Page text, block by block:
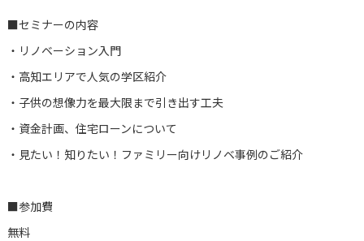
■セミナーの内容
・リノベーション入門
・高知エリアで人気の学区紹介
・子供の想像力を最大限まで引き出す工夫
・資金計画、住宅ローンについて
・見たい！知りたい！ファミリー向けリノベ事例のご紹介
■参加費
無料